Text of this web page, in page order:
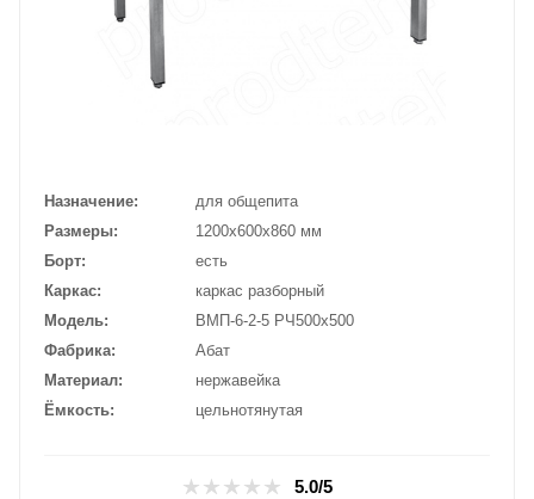
Назначение
для общепита
Размеры
1200х600х860 мм
Борт
есть
Каркас
каркас разборный
Модель
ВМП-6-2-5 РЧ500х500
Фабрика
Абат
Материал
нержавейка
Ёмкость
цельнотянутая
5.0/5